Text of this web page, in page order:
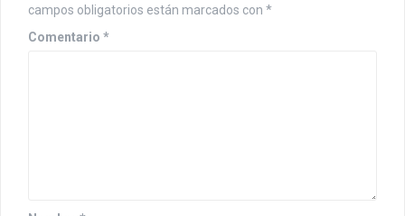
campos obligatorios están marcados con *
Comentario *